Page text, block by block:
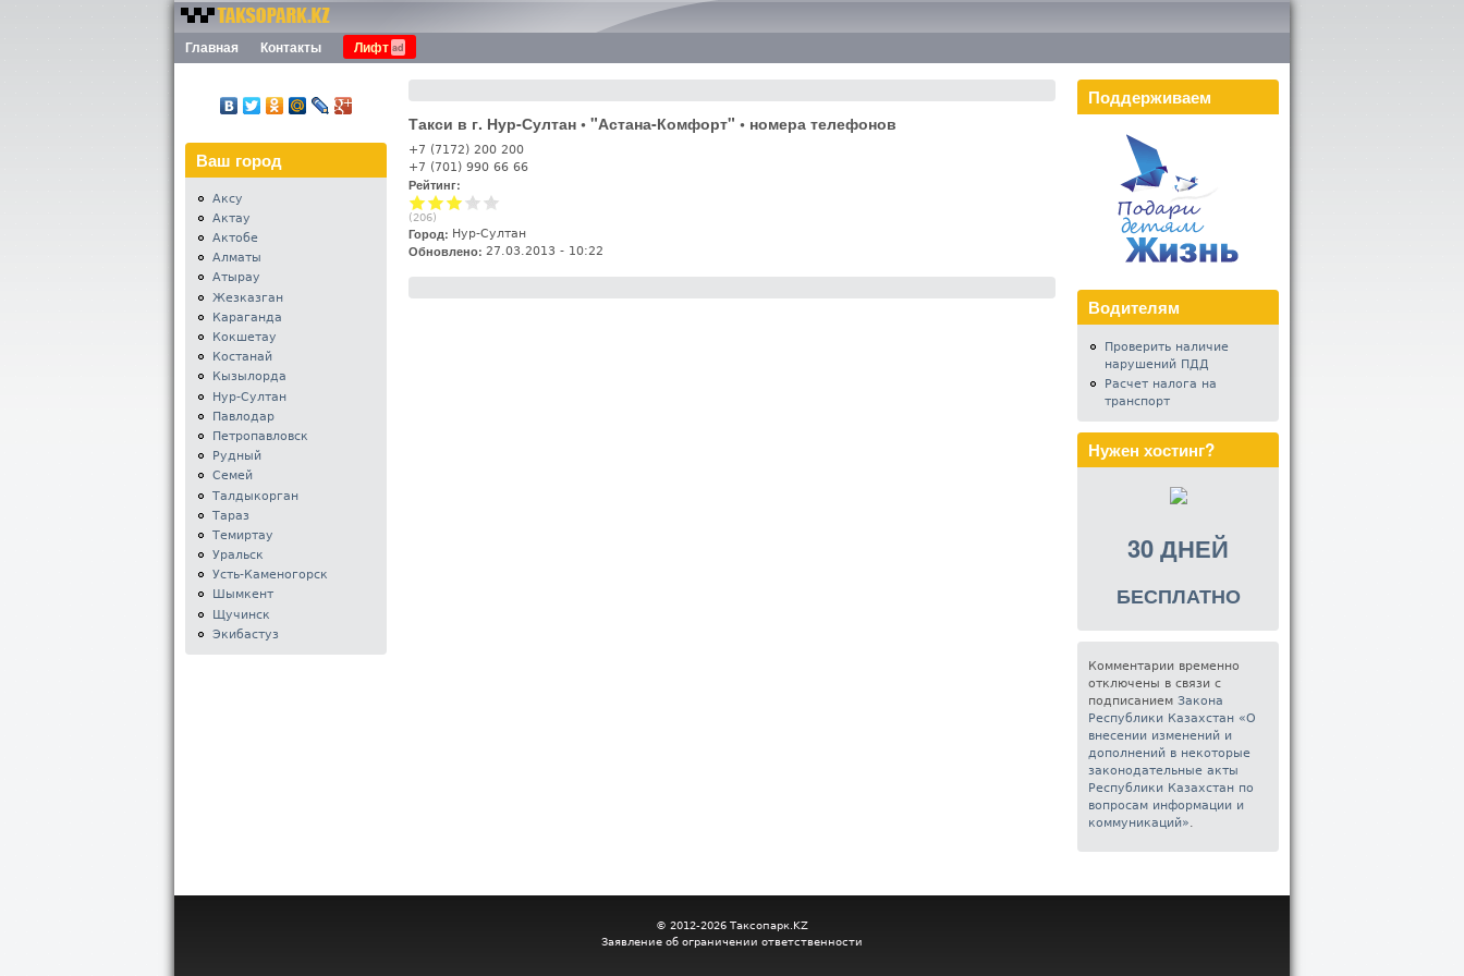
Перейти к основному
содержанию
Номера
такси
Казахстана -
Таксопарк.KZ
Меню
Главная Контакты Лифт
Такси в г. Нур-Султан • "Астана-Комфорт" • номера телефонов
+7 (7172) 200 200
+7 (701) 990 66 66
Рейтинг:
(206)
Город: Нур-Султан
Обновлено: 27.03.2013 - 10:22
Ваш город
Аксу
Актау
Актобе
Алматы
Атырау
Жезказган
Караганда
Кокшетау
Костанай
Кызылорда
Нур-Султан
Павлодар
Петропавловск
Рудный
Семей
Талдыкорган
Тараз
Темиртау
Уральск
Усть-Каменогорск
Шымкент
Щучинск
Экибастуз
Поддерживаем
Водителям
Проверить наличие
нарушений ПДД
Расчет налога на
транспорт
Нужен хостинг?
30 ДНЕЙ
БЕСПЛАТНО
Комментарии временно
отключены в связи с
подписаниемЗакона
Республики Казахстан «О
внесении изменений и
дополнений в некоторые
законодательные акты
Республики Казахстан по
вопросам информации и
коммуникаций»
© 2012-2026 Таксопарк.KZ
Заявление об ограничении ответственности